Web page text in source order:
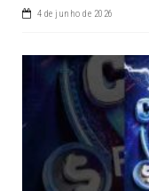
4 de junho de 2026